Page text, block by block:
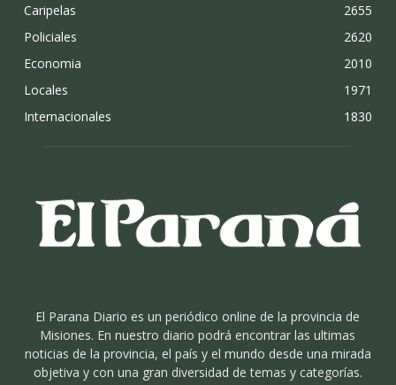
Caripelas
2655
Policiales
2620
Economia
2010
Locales
1971
Internacionales
1830
El Parana Diario es un periódico online de la provincia de
Misiones. En nuestro diario podrá encontrar las ultimas
noticias de la provincia, el país y el mundo desde una mirada
objetiva y con una gran diversidad de temas y categorías.